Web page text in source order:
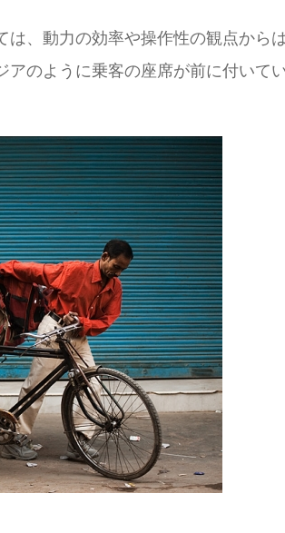
は、動力の効率や操作性の観点か
のように乗客の座席が前に付いて